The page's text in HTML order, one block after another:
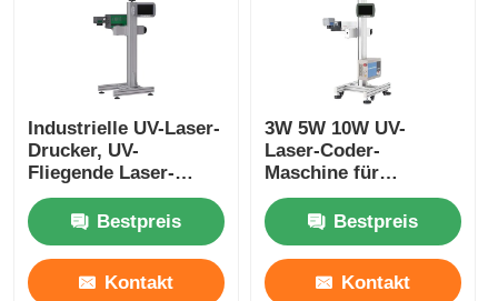
Industrielle UV-Laser-
Drucker, UV-
Fliegende Laser-
Markierungsmaschine
Bestpreis
Kontakt
3W 5W 10W UV-
Laser-Coder-
Maschine für
Bestpreis
Kontakt